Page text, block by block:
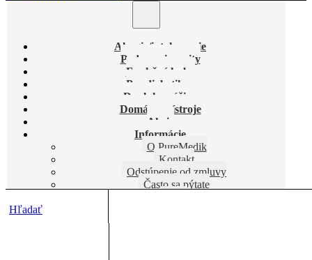
Alergie/intolerancie
Podpora imunity
Funkčné huby
Pre diabetikov
Doplnky výživy
Domáce prístroje
Akcie
Informácie
O PureMedik
Kontakt
Odstúpenie od zmluvy
Často sa pýtate
Hľadať